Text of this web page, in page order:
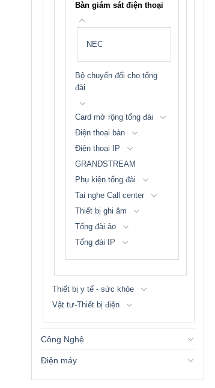
Bàn giám sát điện thoại
NEC
Bộ chuyển đổi cho tổng
đài
Card mở rộng tổng đài
Điện thoại bàn
Điện thoại IP
GRANDSTREAM
Phụ kiện tổng đài
Tai nghe Call center
Thiết bị ghi âm
Tổng đài ảo
Tổng đài IP
Thiết bị y tế - sức khỏe
Vật tư-Thiết bị điện
Công Nghệ
Điện máy